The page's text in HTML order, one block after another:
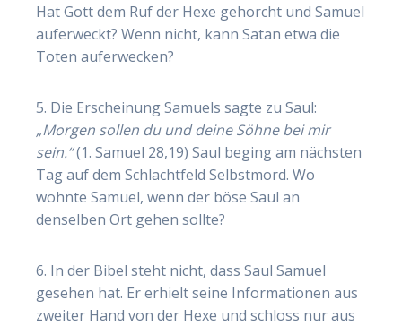
Hat Gott dem Ruf der Hexe gehorcht und Samuel
auferweckt? Wenn nicht, kann Satan etwa die
Toten auferwecken?
5. Die Erscheinung Samuels sagte zu Saul:
„Morgen sollen du und deine Söhne bei mir
sein.“(1. Samuel 28,19) Saul beging am nächsten
Tag auf dem Schlachtfeld Selbstmord. Wo
wohnte Samuel, wenn der böse Saul an
denselben Ort gehen sollte?
6. In der Bibel steht nicht, dass Saul Samuel
gesehen hat. Er erhielt seine Informationen aus
zweiter Hand von der Hexe und schloss nur aus